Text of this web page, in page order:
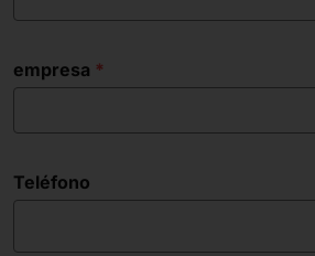
empresa
Teléfono